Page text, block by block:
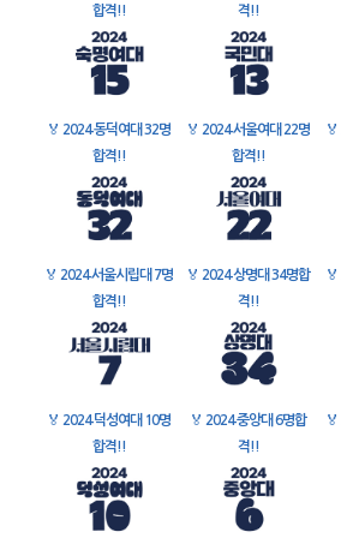
합격!!
격!!
🏅 2024 동덕여대 32명
합격!!
🏅 2024 서울여대 22명
합격!!
🏅
🏅 2024 서울시립대 7명
합격!!
🏅 2024 상명대 34명합
격!!
🏅
🏅 2024 덕성여대 10명
합격!!
🏅 2024 중앙대 6명합
격!!
🏅